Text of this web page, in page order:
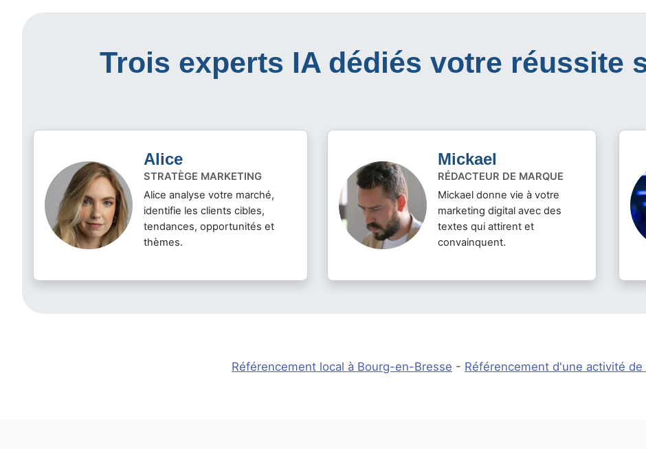
Trois experts IA dédiés votre réussite
Alice
STRATÈGE MARKETING
Alice analyse votre marché,
identifie les clients cibles,
tendances, opportunités et
thèmes.
Mickael
RÉDACTEUR DE MARQUE
Mickael donne vie à votre
marketing digital avec des
textes qui attirent et
convainquent.
Référencement local à Bourg-en-Bresse - Référencement d'une activité de